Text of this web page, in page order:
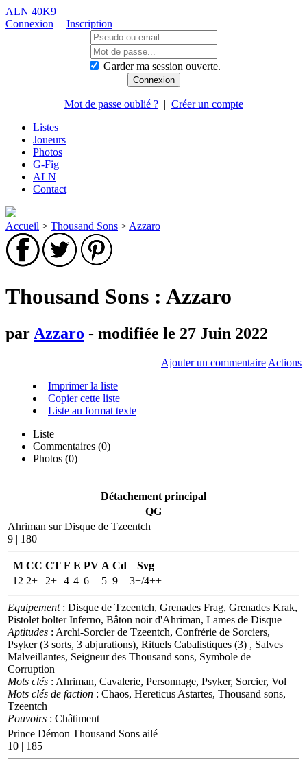
ALN 40K9
Connexion | Inscription
Garder ma session ouverte.
Mot de passe oublié ?| Créer un compte
Listes
Joueurs
Photos
G-Fig
ALN
Contact
Accueil > Thousand Sons > Azzaro
Thousand Sons : Azzaro
par Azzaro - modifiée le 27 Juin 2022
Ajouter un commentaire Actions
Imprimer la liste
Copier cette liste
Liste au format texte
Liste
Commentaires (0)
Photos (0)
Détachement principal
QG
Ahriman sur Disque de Tzeentch
9 | 180
M CC CT F E PV A Cd
Svg
12 2+ 2+ 4 4 6 5 9 3+/4++
Equipement: Disque de Tzeentch, Grenades Frag, Grenades Krak,
Pistolet bolter Inferno, Bâton noir d'Ahriman, Lames de Disque
Aptitudes : Archi-Sorcier de Tzeentch, Confrérie de Sorciers,
Psyker (3 sorts, 3 abjurations), Rituels Cabalistiques (3) , Salves
Malveillantes, Seigneur des Thousand sons, Symbole de
Corruption
Mots clés : Ahriman, Cavalerie, Personnage, Psyker, Sorcier, Vol
Mots clés de faction : Chaos, Hereticus Astartes, Thousand sons,
Tzeentch
Pouvoirs : Châtiment
Prince Démon Thousand Sons ailé
10 | 185